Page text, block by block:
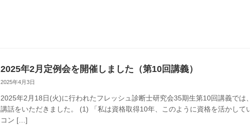
2025年2月定例会を開催しました（第10回講義）
2025年4月3日
2025年2月18日(火)に行われたフレッシュ診断士研究会35期生第10回講義では
講話をいただきました。 (1) 「私は資格取得10年、このように資格を活かして
コン […]